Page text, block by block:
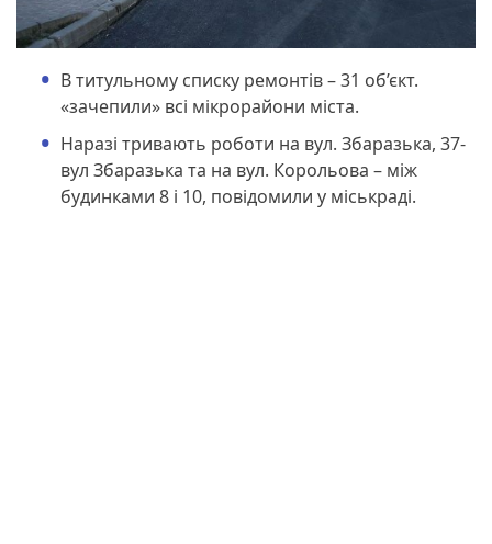
В титульному списку ремонтів – 31 об’єкт.
«зачепили» всі мікрорайони міста.
Наразі тривають роботи на вул. Збаразька, 37-
вул Збаразька та на вул. Корольова – між
будинками 8 і 10, повідомили у міськраді.